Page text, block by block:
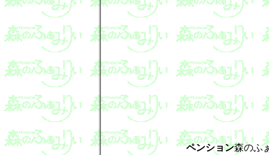
ペンション森のふ